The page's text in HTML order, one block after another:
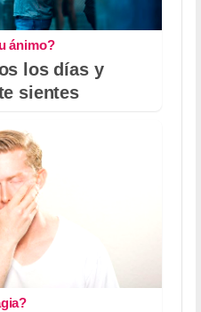
ánimo?
los días y
sientes